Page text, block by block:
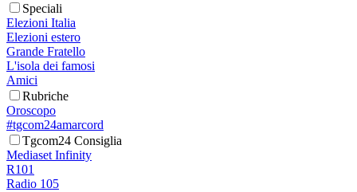
Speciali
Elezioni Italia
Elezioni estero
Grande Fratello
L'isola dei famosi
Amici
Rubriche
Oroscopo
#tgcom24amarcord
Tgcom24 Consiglia
Mediaset Infinity
R101
Radio 105